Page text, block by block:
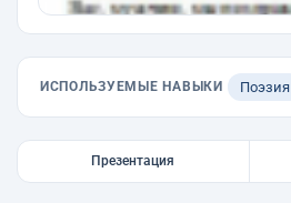
ИСПОЛЬЗУЕМЫЕ НАВЫКИ Поэзия
Презентация